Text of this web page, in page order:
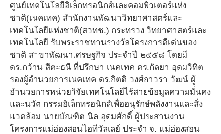
ศูนย์เทคโนโลยีอิเล็กทรอนิกส์และคอมพิวเตอร์แห่ง
ชาติ(เนคเทค) สำนักงานพัฒนาวิทยาศาสตร์และ
เทคโนโลยีแห่งชาติ(สวทช.) กระทรวง วิทยาศาสตร์และ
เทคโนโลยี รับพระราชทานรางวัลโครงการดีเด่นของ
ชาติ สาขาพัฒนาเศรษฐกิจ ประจำปี ๒๕๕๘ โดยมี
ดร.กว้าน สีตะธนี ที่ปรึกษา เนคเทค ดร.กัลยา อุดมวิทิต
รองผู้อำนวยการเนคเทค ดร.กิตติ วงศ์ถาวรา วัฒน์ ผู้
อำนวยการหน่วยวิจัยเทคโนโลยีไร้สายข้อมูลความมั่นคง
และนวัต กรรมอิเล็กทรอนิกส์เพื่ออนุรักษ์พลังงานและสิ่ง
แวดล้อม นายบัณฑิต นิล อุดมศักดิ์ ผู้ประสานงาน
โครงการแม่ฮ่องสอนไอทีวัลเลย์ ประจำ จ. แม่ฮ่องสอน